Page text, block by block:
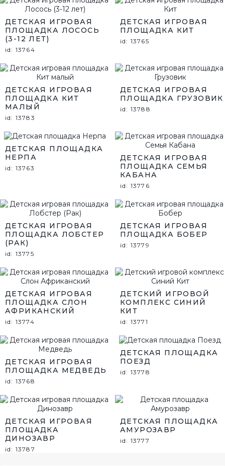
ДЕТСКАЯ ИГРОВАЯ
ПЛОЩАДКА ЛОСОСЬ
(3-12 ЛЕТ)
id: 13764
ДЕТСКАЯ ИГРОВАЯ
ПЛОЩАДКА КИТ
id: 13765
ДЕТСКАЯ ИГРОВАЯ
ПЛОЩАДКА КИТ
МАЛЫЙ
id: 13783
ДЕТСКАЯ ИГРОВАЯ
ПЛОЩАДКА ГРУЗОВИК
id: 13788
ДЕТСКАЯ ПЛОЩАДКА
НЕРПА
id: 13763
ДЕТСКАЯ ИГРОВАЯ
ПЛОЩАДКА СЕМЬЯ
КАБАНА
id: 13776
ДЕТСКАЯ ИГРОВАЯ
ПЛОЩАДКА ЛОБСТЕР
(РАК)
id: 13775
ДЕТСКАЯ ИГРОВАЯ
ПЛОЩАДКА БОБЕР
id: 13779
ДЕТСКАЯ ИГРОВАЯ
ПЛОЩАДКА СЛОН
АФРИКАНСКИЙ
id: 13774
ДЕТСКИЙ ИГРОВОЙ
КОМПЛЕКС СИНИЙ
КИТ
id: 13771
ДЕТСКАЯ ИГРОВАЯ
ПЛОЩАДКА МЕДВЕДЬ
id: 13768
ДЕТСКАЯ ПЛОЩАДКА
ПОЕЗД
id: 13778
ДЕТСКАЯ ИГРОВАЯ
ПЛОЩАДКА
ДИНОЗАВР
id: 13787
ДЕТСКАЯ ПЛОЩАДКА
АМУРОЗАВР
id: 13777